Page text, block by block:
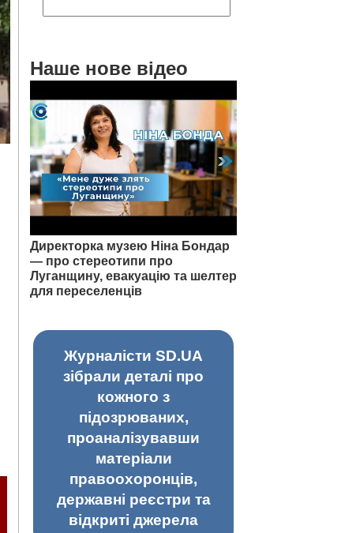
Наше нове відео
Директорка музею Ніна Бондар
— про стереотипи про
Луганщину, евакуацію та шелтер
для переселенців
Журналісти SD.UA
зібрали деталі про
кожного з
підозрюваних,
проаналізувавши
матеріали
правоохоронців,
державні реєстри та
відкриті джерела